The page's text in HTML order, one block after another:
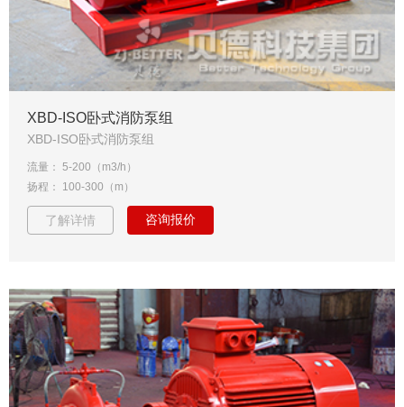
XBD-ISO卧式消防泵组
XBD-ISO卧式消防泵组
流量： 5-200（m3/h）
扬程： 100-300（m）
了解详情 咨询报价